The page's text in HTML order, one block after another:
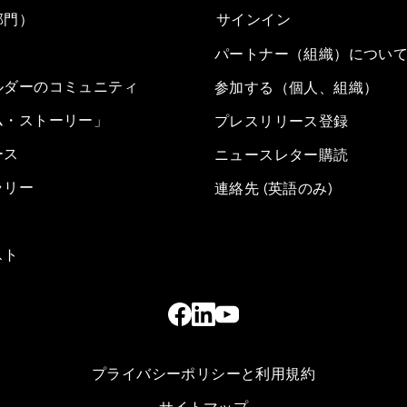
）
ーのコミュニティ
ストーリー」
リー
サインイン
パートナー（組織）につい
参加する（個人、組織）
プレスリリース登録
ニュースレター購読
連絡先 (英語のみ)
プライバシーポリシーと利用規約